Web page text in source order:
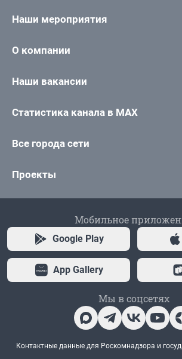
Наши мероприятия
О компании
Наши вакансии
Статистика канала в MAX
Все города сети
Проекты
Мобильное
Google Play
App Gallery
Мы в соцсетях
Контактные данные для Роскомнадзора и